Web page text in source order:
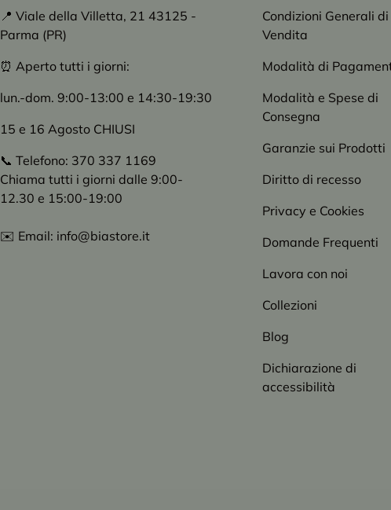
📍 Viale della Villetta, 21 43125 -
Parma (PR)
⏰ Aperto tutti i giorni:
lun.-dom. 9:00-13:00 e 14:30-19:30
15 e 16 Agosto CHIUSI
📞 Telefono: 370 337 1169
Chiama tutti i giorni dalle 9:00-
12.30 e 15:00-19:00
✉️ Email: info@biastore.it
Condizioni Generali di
Vendita
Modalità di
Modalità e Spese di
Consegna
Garanzie sui Prodotti
Diritto di recesso
Privacy e Cookies
Domande Frequenti
Lavora con noi
Collezioni
Blog
Dichiarazione di
accessibilità